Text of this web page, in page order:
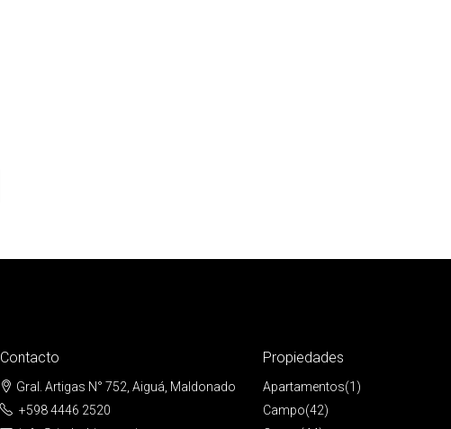
Contacto
Gral. Artigas N° 752, Aiguá, Maldonado
+598 4446 2520
Propiedades
Apartamentos(1)
Campo(42)